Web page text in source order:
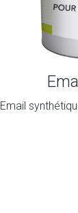
Email